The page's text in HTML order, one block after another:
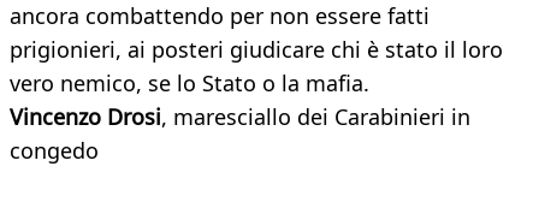
ancora combattendo per non essere fatti
prigionieri, ai posteri giudicare chi è stato il loro
vero nemico, se lo Stato o la mafia.
Vincenzo Drosi, maresciallo dei Carabinieri in
congedo